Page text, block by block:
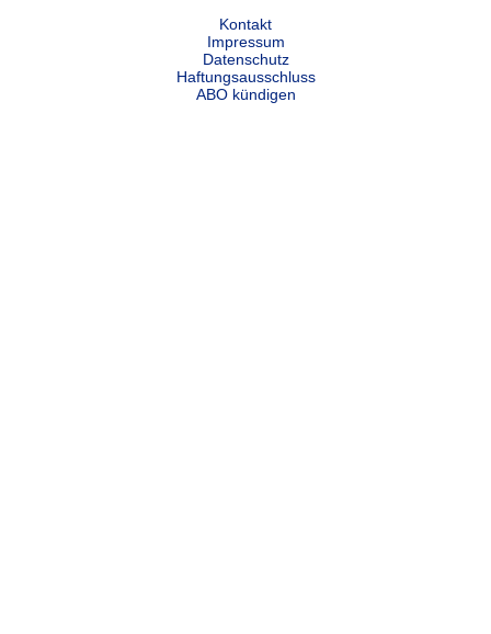
Kontakt
Impressum
Datenschutz
Haftungsausschluss
ABO kündigen